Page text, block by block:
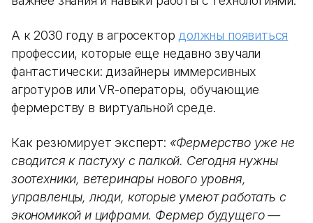
А к 2030 году в агросектор должны появиться
профессии, которые еще недавно звучали
фантастически: дизайнеры иммерсивных
агротуров или VR-операторы, обучающие
фермерству в виртуальной среде.
Как резюмирует эксперт: «Фермерство уже не
сводится к пастуху с палкой. Сегодня нужны
зоотехники, ветеринары нового уровня,
управленцы, люди, которые умеют работать с
экономикой и цифрами. Фермер будущего —